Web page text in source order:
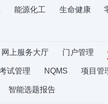
能源化工 生命健康
网上服务大厅 门户管理
试管理 NQMS 项目管
智能选题报告